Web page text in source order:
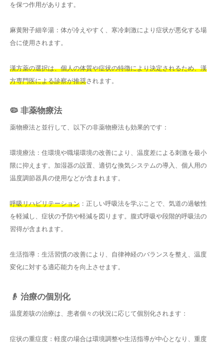
を保つ作用があります。
麻黄附子細辛湯：体が冷えやすく、寒冷刺激により症状が悪化する場
合に使用されます。
漢方薬の選択は、個人の体質や症状の特徴により決定されるため、漢
方専門医による診察が推奨されます。
🦠 非薬物療法
薬物療法と並行して、以下の非薬物療法も効果的です：
環境療法：住環境や職場環境の改善により、温度差による刺激を最小
限に抑えます。加湿器の設置、適切な換気システムの導入、個人用の
温度調節器具の使用などが含まれます。
呼吸リハビリテーション ：正しい呼吸法を学ぶことで、気道の過敏性
を軽減し、症状の予防や軽減を図ります。腹式呼吸や段階的呼吸法の
習得が含まれます。
生活指導：生活習慣の改善により、自律神経のバランスを整え、温度
変化に対する適応能力を向上させます。
👴 治療の個別化
温度差咳の治療は、患者個々の状況に応じて個別化されます：
症状の重症度：軽度の場合は環境調整や生活指導が中心となり、重度